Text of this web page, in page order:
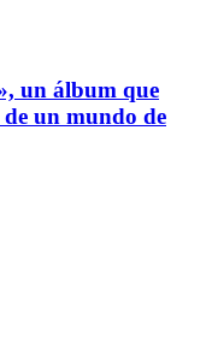
un álbum que
de un mundo de